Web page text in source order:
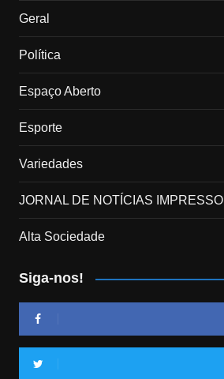
Geral
Política
Espaço Aberto
Esporte
Variedades
JORNAL DE NOTÍCIAS IMPRESSO
Alta Sociedade
Siga-nos!